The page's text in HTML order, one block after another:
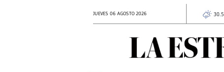
JUEVES 06 AGOSTO 2026